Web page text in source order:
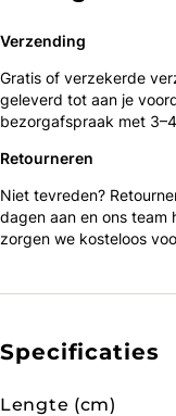
Verzending
Gratis of verzekerde
geleverd tot aan je
bezorgafspraak met
Retourneren
Niet tevreden?
dagen aan en ons
zorgen we kosteloos
Specificaties
Lengte (cm)